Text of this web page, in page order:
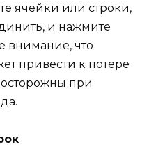
ячейки или строки,
и нажмите
внимание, что
привести к потере
осторожны при